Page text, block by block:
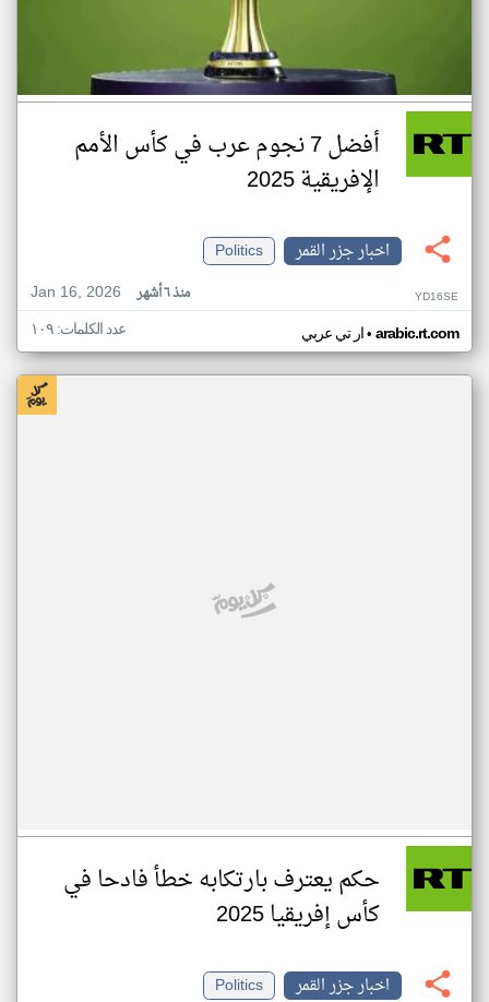
أفضل 7 نجوم عرب في كأس الأمم
الإفريقية 2025
اخبار جزر القمر
Politics
Jan 16, 2026
منذ ٦ أشهر YD16SE
ار تي عربي• arabic.rt.com عدد الكلمات: ١٠٩
حكم يعترف بارتكابه خطأ فادحا في
كأس إفريقيا 2025
اخبار جزر القمر
Politics